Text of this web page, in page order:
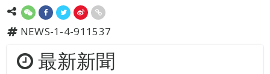
NEWS-1-4-911537
最新新聞